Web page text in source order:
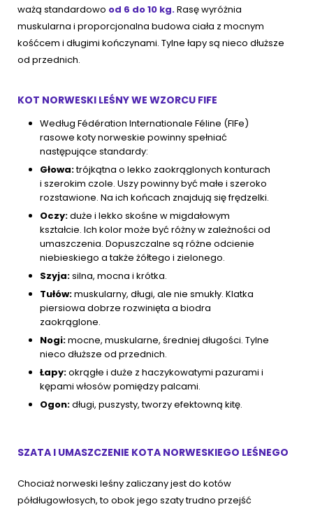
ważą standardowo od 6 do 10 kg.Rasę wyróżnia
muskularna i proporcjonalna budowa ciała z mocnym
kośćcem i długimi kończynami. Tylne łapy są nieco dłuższe
od przednich.
KOT NORWESKI LEŚNY WE WZORCU FIFE
Według Fédération Internationale Féline (FIFe)
rasowe koty norweskie powinny spełniać
następujące standardy:
Głowa:trójkątna o lekko zaokrąglonych konturach
i szerokim czole. Uszy powinny być małe i szeroko
rozstawione. Na ich końcach znajdują się frędzelki.
Oczy:duże i lekko skośne w migdałowym
kształcie. Ich kolor może być różny w zależności od
umaszczenia. Dopuszczalne są różne odcienie
niebieskiego a także żółtego i zielonego.
Szyja:silna, mocna i krótka.
Tułów:muskularny, długi, ale nie smukły. Klatka
piersiowa dobrze rozwinięta a biodra
zaokrąglone.
Nogi:mocne, muskularne, średniej długości. Tylne
nieco dłuższe od przednich.
Łapy:okrągłe i duże z haczykowatymi pazurami i
kępami włosów pomiędzy palcami.
Ogon:długi, puszysty, tworzy efektowną kitę.
SZATA I UMASZCZENIE KOTA NORWESKIEGO LEŚNEGO
Chociaż norweski leśny zaliczany jest do kotów
półdługowłosych, to obok jego szaty trudno przejść